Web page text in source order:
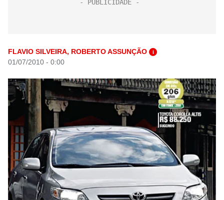
FLAVIO SILVEIRA, ROBERTO ASSUNÇÃO i
01/07/2010 - 0:00